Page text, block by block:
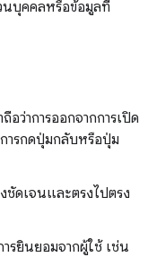
นบุคคลหรือข้อมูลที่
ว่าการออกจากการเปิด
ารกดปุ่มกลับหรือปุ่ม
ชัดเจนและตรงไปตรง
รยินยอมจากผู้ใช้ เช่น